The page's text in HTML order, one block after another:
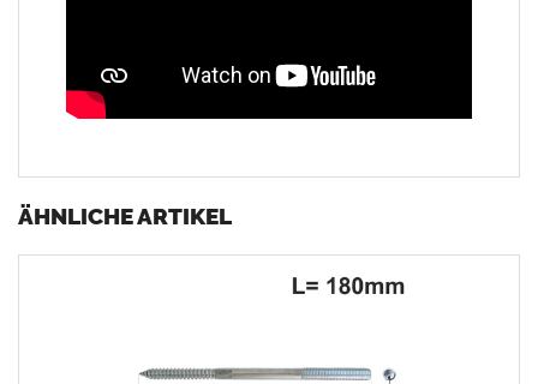
ÄHNLICHE ARTIKEL